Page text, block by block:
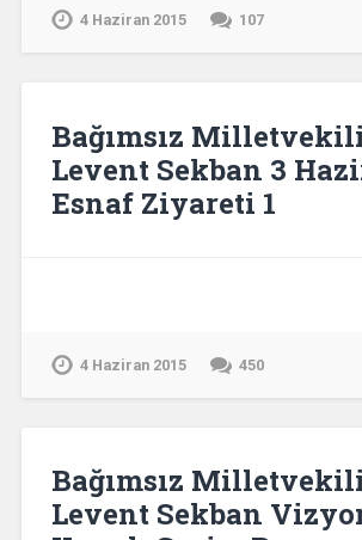
4 Haziran 2015 107
Bağımsız
Levent Sekban 3
Esnaf Ziyareti 1
4 Haziran 2015 450
Bağımsız
Levent Sekban